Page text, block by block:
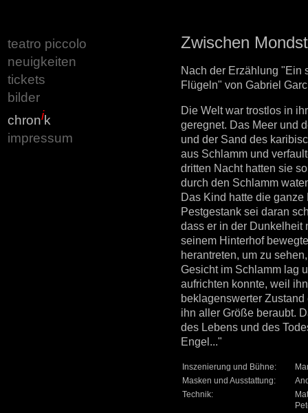
teatro piccolo
neuigkeiten
tickets
bilder
chronik
impressum
Zwischen
Nach der Erzählung "Ein
Flügeln" von Gabriel
Die Welt war trostlos in
geregnet. Das Meer und
und der Sand des
aus Schlamm und
dritten Nacht hatten sie
durch den Schlamm
Das Kind hatte die
Pestgestank sei daran
dass er in der Dunkelheit
seinem Hinterhof
herantreten, um zu
Gesicht im Schlamm lag
aufrichten konnte, weil
beklagenswerter
ihn aller Größe beraubt.
des Lebens und des
Engel..."
Inszenierung und Bühne:
Masken und Ausstattung:
Technik: